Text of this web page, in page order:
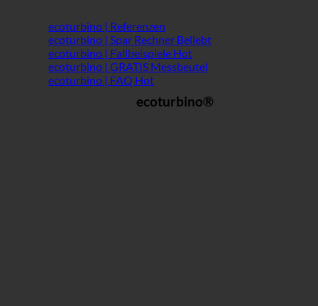
ecoturbino | Referenzen
ecoturbino | Spar Rechner
ecoturbino | Fallbeispiele
ecoturbino | GRATIS Messbeutel
ecoturbino | FAQ
ecoturbino®